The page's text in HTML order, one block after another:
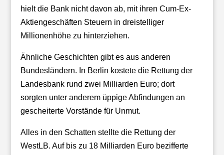
hielt die Bank nicht davon ab, mit ihren Cum-Ex-
Aktiengeschäften Steuern in dreistelliger
Millionenhöhe zu hinterziehen.
Ähnliche Geschichten gibt es aus anderen
Bundesländern. In Berlin kostete die Rettung der
Landesbank rund zwei Milliarden Euro; dort
sorgten unter anderem üppige Abfindungen an
gescheiterte Vorstände für Unmut.
Alles in den Schatten stellte die Rettung der
WestLB. Auf bis zu 18 Milliarden Euro bezifferte